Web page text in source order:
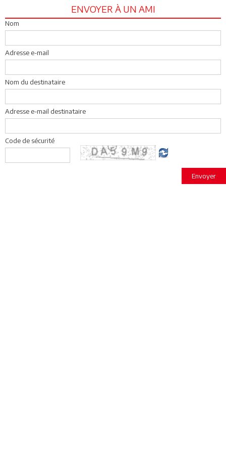
ENVOYER À UN AMI
Nom
Adresse e-mail
Nom du destinataire
Adresse e-mail destinataire
Code de sécurité
Envoyer